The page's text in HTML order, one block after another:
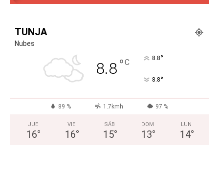
TUNJA
Nubes
8.8°C 8.8°
8.8°
89 % 1.7kmh 97 %
JUE
16°
VIE
16°
SÁB
15°
DOM
13°
LUN
14°